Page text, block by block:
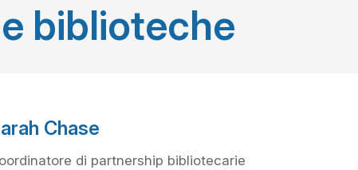
biblioteche
Chase
di partnership bibliotecarie